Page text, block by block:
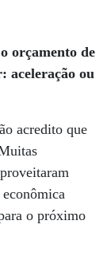
orçamento de
aceleração ou
acredito que
o próximo